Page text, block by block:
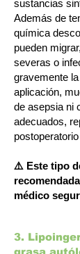
sustancias
Además de
química
pueden
severas o
gravemente
aplicación,
de asepsia ni
adecuados,
⚠️ Este tipo
médico
3.
grasa